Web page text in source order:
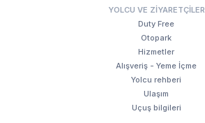
YOLCU VE ZIYARETÇILER
Duty Free
Otopark
Hizmetler
Alışveriş - Yeme İçme
Yolcu rehberi
Ulaşım
Uçuş bilgileri